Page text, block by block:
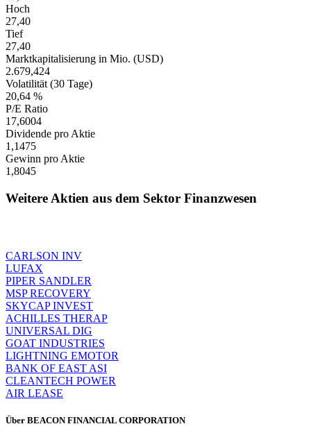
Hoch
27,40
Tief
27,40
Marktkapitalisierung in Mio. (USD)
2.679,424
Volatilität (30 Tage)
20,64 %
P/E Ratio
17,6004
Dividende pro Aktie
1,1475
Gewinn pro Aktie
1,8045
Weitere Aktien aus dem Sektor Finanzwesen
CARLSON INV
LUFAX
PIPER SANDLER
MSP RECOVERY
SKYCAP INVEST
ACHILLES THERAP
UNIVERSAL DIG
GOAT INDUSTRIES
LIGHTNING EMOTOR
BANK OF EAST ASI
CLEANTECH POWER
AIR LEASE
Über BEACON FINANCIAL CORPORATION